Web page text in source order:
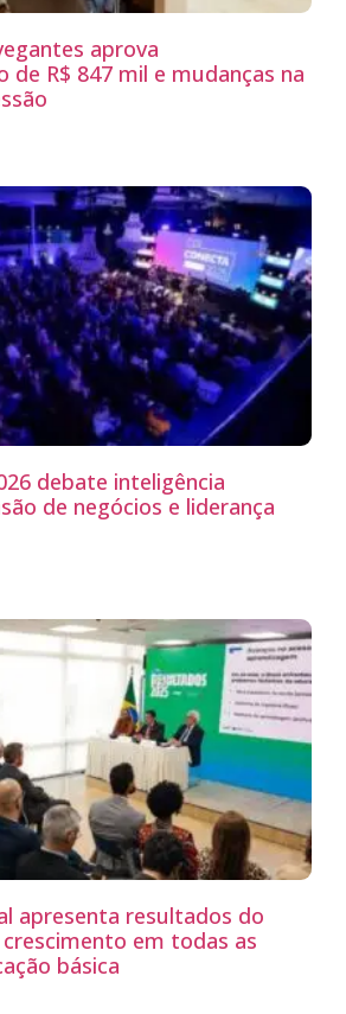
aprova
de R$ 847 mil e mudanças na
debate inteligência
de negócios e liderança
apresenta resultados do
em todas as
básica